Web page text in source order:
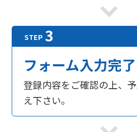
フォーム入力完了
登録内容をご確認の上、
え下さい。